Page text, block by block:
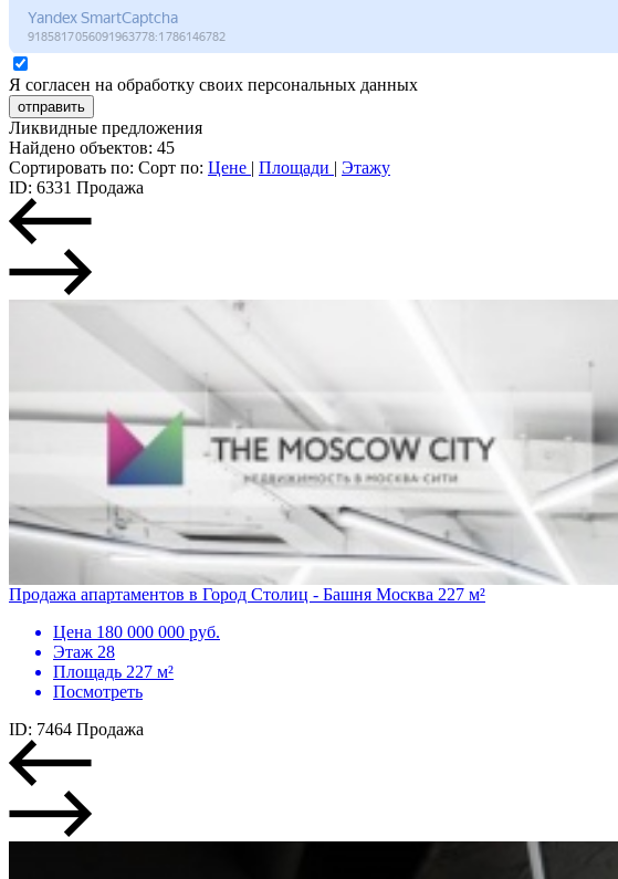
Я согласен на обработку своих персональных данных
отправить
Ликвидные предложения
Найдено объектов: 45
Сортировать по: Сорт по: Цене | Площади | Этажу
ID: 6331 Продажа
Продажа апартаментов в Город Столиц - Башня Москва 227 м²
Цена 180 000 000 руб.
Этаж 28
Площадь 227 м²
Посмотреть
ID: 7464 Продажа